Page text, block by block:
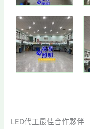
LED代工最佳合作夥伴